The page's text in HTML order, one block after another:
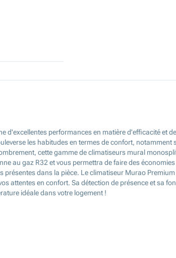
performances en matière d'efficacité et
les habitudes en termes de confort,
cette gamme de climatiseurs mural
au gaz R32 et vous permettra de faire des
dans la pièce. Le climatiseur Murao
attentes en confort. Sa détection de présence et sa
idéale dans votre logement !